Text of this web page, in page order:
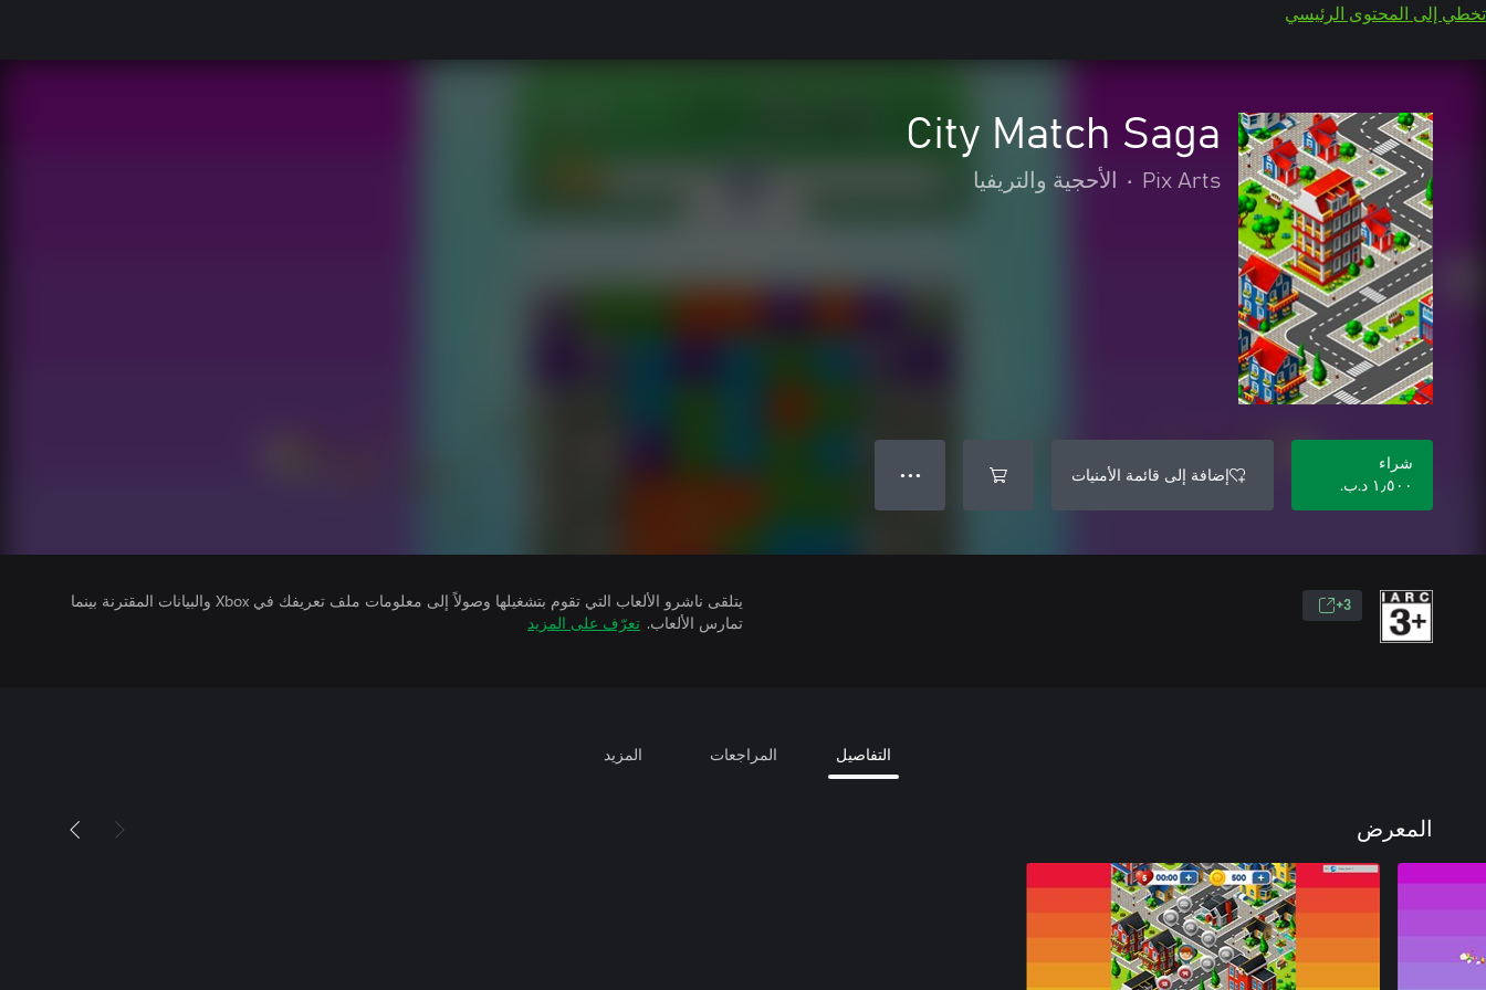
تخطي إلى المحتوى الرئيسي
City Match Saga
Pix Arts
• الأحجية والتريفيا
شراء
١٫٥٠٠ د.ب.‏
إضافة إلى قائمة الأمنيات ● ● ●
3+
يتلقى ناشرو الألعاب التي تقوم بتشغيلها وصولاً إلى معلومات ملف تعريفك في Xbox والبيانات المقترنة بينما
تمارس الألعاب. تعرّف على المزيد
التفاصيل المراجعات المزيد
المعرض